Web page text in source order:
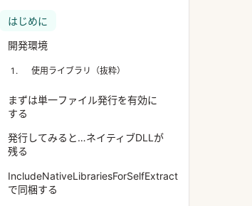
はじめに
開発環境
使用ライブラリ（抜粋）
まずは単一ファイル発行を有効に
する
発行してみると…ネイティブDLLが
残る
IncludeNativeLibrariesForSelfExtract
で同梱する